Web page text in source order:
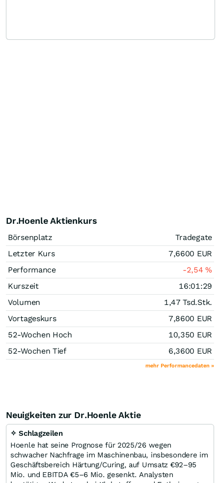
Dr.Hoenle Aktienkurs
Börsenplatz
Tradegate
Letzter Kurs
7,6600 EUR
Performance
-2,54%
Kurszeit
16:01:29
Volumen
1,47 Tsd.Stk.
Vortageskurs
7,8600 EUR
52-Wochen Hoch
10,350 EUR
52-Wochen Tief
6,3600 EUR
mehr Performancedaten »
Neuigkeiten zur Dr.Hoenle Aktie
✧ Schlagzeilen
Hoenle hat seine Prognose für 2025/26 wegen
schwacher Nachfrage im Maschinenbau, insbesondere im
Geschäftsbereich Härtung/Curing, auf Umsatz €92–95
Mio. und EBITDA €5–6 Mio. gesenkt. Analysten